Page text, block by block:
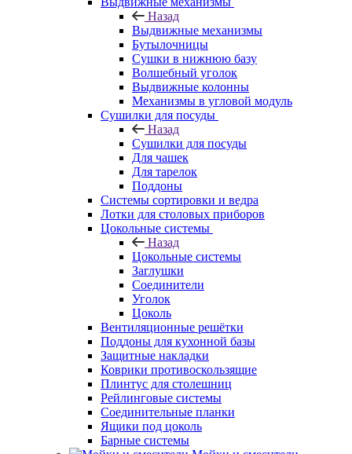
Назад
Выдвижные механизмы
Бутылочницы
Сушки в нижнюю базу
Волшебный уголок
Выдвижные колонны
Механизмы в угловой модуль
Сушилки для посуды
Назад
Сушилки для посуды
Для чашек
Для тарелок
Поддоны
Системы сортировки и ведра
Лотки для столовых приборов
Цокольные системы
Назад
Цокольные системы
Заглушки
Соединители
Уголок
Цоколь
Вентиляционные решётки
Поддоны для кухонной базы
Защитные накладки
Коврики противоскользящие
Плинтус для столешниц
Рейлинговые системы
Соединительные планки
Ящики под цоколь
Барные системы